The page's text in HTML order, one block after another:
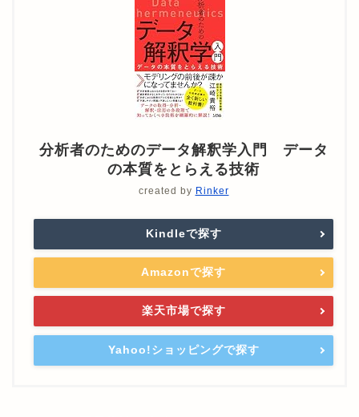
分析者のためのデータ解釈学入門 データ
の本質をとらえる技術
created by Rinker
Kindleで探す
Amazonで探す
楽天市場で探す
Yahoo!ショッピングで探す